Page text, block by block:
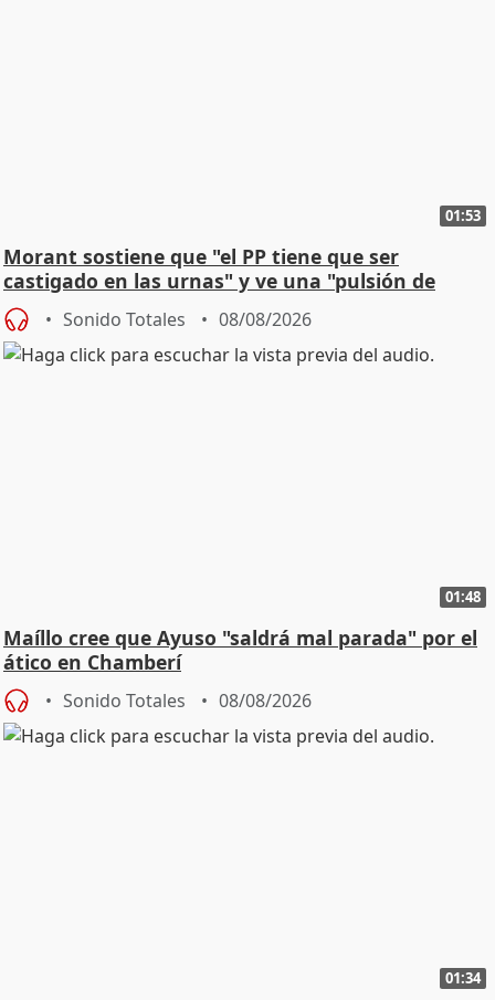
01:53
Morant sostiene que "el PP tiene que ser
castigado en las urnas" y ve una "pulsión de
cambio"
Sonido Totales 08/08/2026
01:48
Maíllo cree que Ayuso "saldrá mal parada" por el
ático en Chamberí
Sonido Totales 08/08/2026
01:34